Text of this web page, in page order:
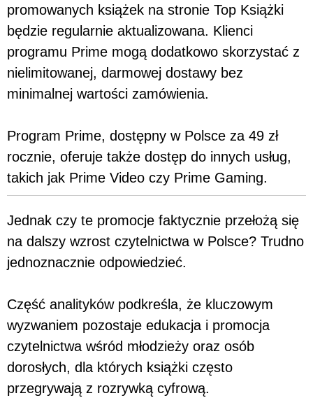
promowanych książek na stronie Top Książki
będzie regularnie aktualizowana. Klienci
programu Prime mogą dodatkowo skorzystać z
nielimitowanej, darmowej dostawy bez
minimalnej wartości zamówienia.
Program Prime, dostępny w Polsce za 49 zł
rocznie, oferuje także dostęp do innych usług,
takich jak Prime Video czy Prime Gaming.
Jednak czy te promocje faktycznie przełożą się
na dalszy wzrost czytelnictwa w Polsce? Trudno
jednoznacznie odpowiedzieć.
Część analityków podkreśla, że kluczowym
wyzwaniem pozostaje edukacja i promocja
czytelnictwa wśród młodzieży oraz osób
dorosłych, dla których książki często
przegrywają z rozrywką cyfrową.